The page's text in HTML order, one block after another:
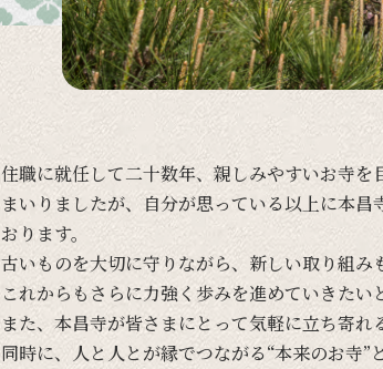
住職に就任して二十数年、 親しみやすいお寺を
まいりましたが、自分が思っている以上に本昌
おります。
古いものを大切に守りながら、 新しい取り組み
これからも さらに力強く 歩みを進めていきたい
また、 本昌寺が皆さまにとって気軽に立ち寄れ
同時に、 人と 人とが縁でつながる“本来のお寺”